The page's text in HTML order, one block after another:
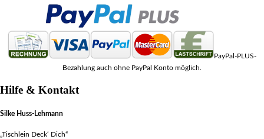
PayPal-PLUS-
Bezahlung auch ohne PayPal Konto möglich.
Hilfe & Kontakt
Silke Huss-Lehmann
„Tischlein Deck‘ Dich“